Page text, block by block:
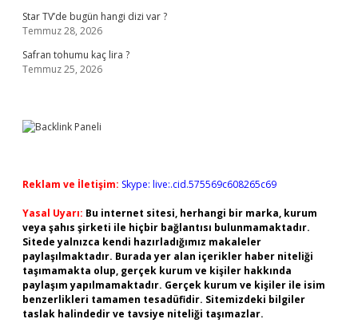
Star TV’de bugün hangi dizi var ?
Temmuz 28, 2026
Safran tohumu kaç lira ?
Temmuz 25, 2026
Reklam ve İletişim: Skype: live:.cid.575569c608265c69
Yasal Uyarı: Bu internet sitesi, herhangi bir marka, kurum
veya şahıs şirketi ile hiçbir bağlantısı bulunmamaktadır.
Sitede yalnızca kendi hazırladığımız makaleler
paylaşılmaktadır. Burada yer alan içerikler haber niteliği
taşımamakta olup, gerçek kurum ve kişiler hakkında
paylaşım yapılmamaktadır. Gerçek kurum ve kişiler ile isim
benzerlikleri tamamen tesadüfidir. Sitemizdeki bilgiler
taslak halindedir ve tavsiye niteliği taşımazlar.